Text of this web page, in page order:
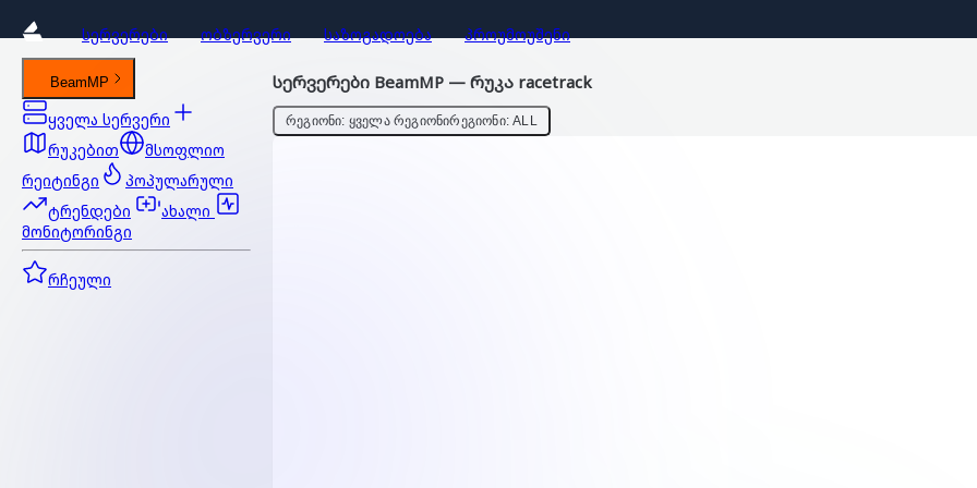
ᲡᲔᲠᲕᲔᲠᲔᲑᲘ ᲝᲑᲖᲔᲠᲕᲔᲠᲘ ᲡᲐᲖᲝᲒᲐᲓᲝᲔᲑᲐ ᲞᲠᲝᲣᲛᲝᲣᲨᲔᲜᲘ
BeamMP
ყველა სერვერი
რუკებით
მსოფლიო
რეიტინგი
პოპულარული
ტრენდები
ახალი
მონიტორინგი
რჩეული
სერვერები BeamMP — რუკა racetrack
ᲠᲔᲒᲘᲝᲜᲘ: ᲧᲕᲔᲚᲐ ᲠᲔᲒᲘᲝᲜᲘᲠᲔᲒᲘᲝᲜᲘ: ALL